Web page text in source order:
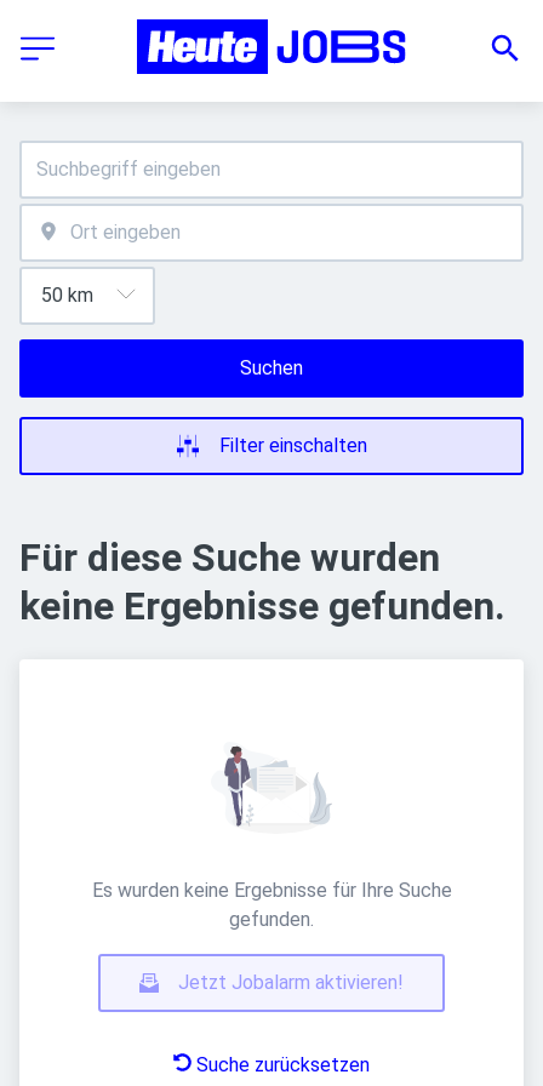
Suchen
Filter einschalten
Für diese Suche wurden
keine Ergebnisse gefunden.
Es wurden keine Ergebnisse für Ihre Suche
gefunden.
Jetzt Jobalarm aktivieren!
Suche zurücksetzen